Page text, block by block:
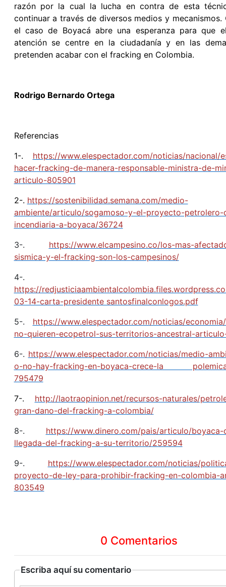
razón por la cual la lucha en contra de esta
continuar a través de diversos medios y mecanismos.
el caso de Boyacá abre una esperanza para que
atención se centre en la ciudadanía y en las
pretenden acabar con el fracking en Colombia.
Rodrigo Bernardo Ortega
Referencias
1-. https://www.elespectador.com/noticias/nacional/
hacer-fracking-de-manera-responsable-ministra-de-
articulo-805901
2-. https://sostenibilidad.semana.com/medio-
ambiente/articulo/sogamoso-y-el-proyecto-petrolero-
incendiaria-a-boyaca/36724
3-. https://www.elcampesino.co/los-mas-
sismica-y-el-fracking-son-los-campesinos/
4-.
https://
03-14-carta-presidente santosfinalconlogos.pdf
5-. https://www.elespectador.com/noticias/
no-quieren-ecopetrol-sus-territorios-ancestral-
6-. https://www.elespectador.com/noticias/medio-
o-no-hay-fracking-en-boyaca-crece-la
795479
7-. http://laotraopinion.net/recursos-naturales/
gran-dano-del-fracking-a-colombia/
8-. https://www.dinero.com/pais/articulo/boyaca-
llegada-del-fracking-a-su-territorio/259594
9-. https://www.elespectador.com/noticias/
proyecto-de-ley-para-prohibir-fracking-en-colombia-
803549
0 Comentarios
Escriba aquí su comentario